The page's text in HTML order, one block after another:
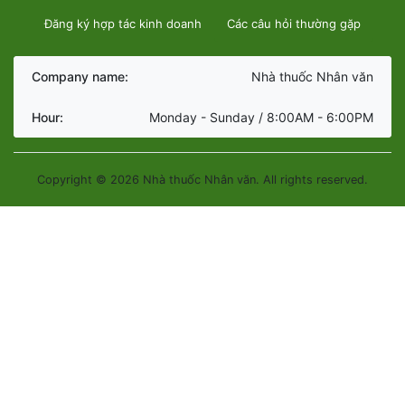
Đăng ký hợp tác kinh doanh Các câu hỏi thường gặp
Company name: Nhà thuốc Nhân văn
Hour: Monday - Sunday / 8:00AM - 6:00PM
Copyright © 2026 Nhà thuốc Nhân văn. All rights reserved.